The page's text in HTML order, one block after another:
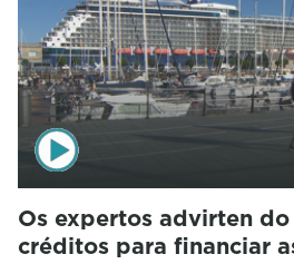
Os expertos advirten
créditos para financiar